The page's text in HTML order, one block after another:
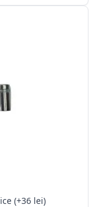
Kit cu 4 distanțiere metalice (+36 lei)